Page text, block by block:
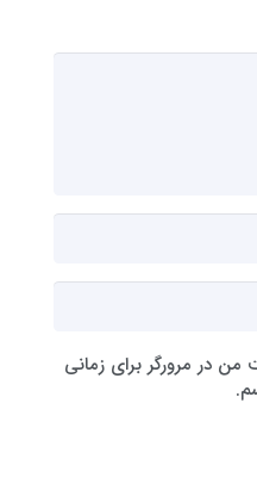
من در مرورگر برای زمانی